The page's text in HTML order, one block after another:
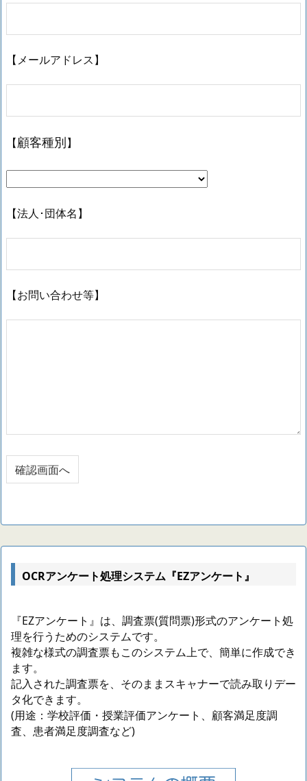
【メールアドレス】
【顧客種別 】
【法人･団体名】
【お問い合わせ等】
OCRアンケート処理システム『EZアンケート』
『EZアンケート』は、調査票(質問票)形式のアンケート処
理を行うためのシステムです。
複雑な様式の調査票もこのシステム上で、簡単に作成でき
ます。
記入された調査票を、そのままスキャナーで読み取りデー
タ化できます。
(用途：学校評価・授業評価アンケート、顧客満足度調
査、患者満足度調査など)